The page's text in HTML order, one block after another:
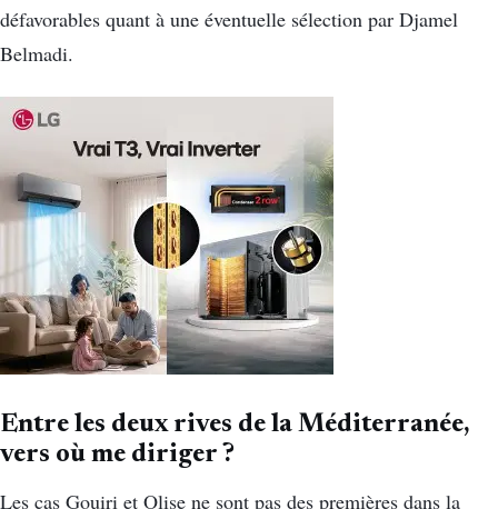
défavorables quant à une éventuelle sélection par Djamel
Belmadi.
Entre les deux rives de la Méditerranée,
vers où me diriger ?
Les cas Gouiri et Olise ne sont pas des premières dans la